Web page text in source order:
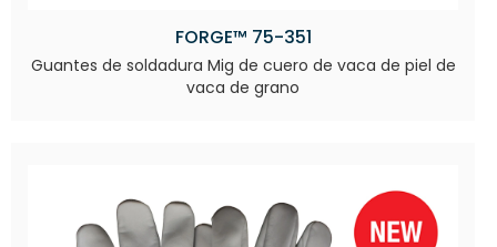
FORGE™ 75-351
Guantes de soldadura Mig de cuero de vaca de piel de
vaca de grano